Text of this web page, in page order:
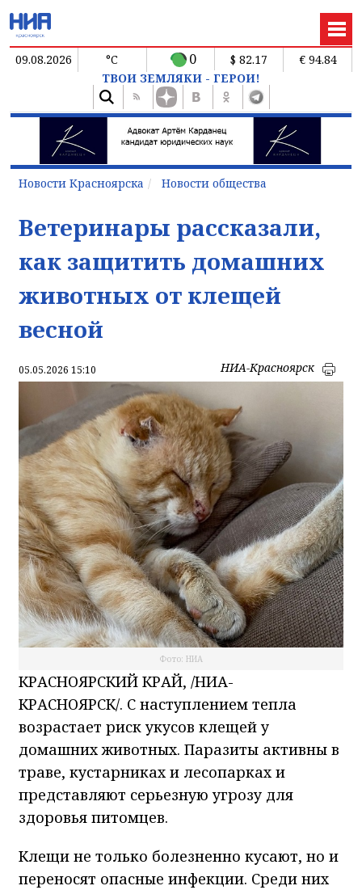
09.08.2026 °C 0 $ 82.17
€ 94.84
ТВОИ ЗЕМЛЯКИ - ГЕРОИ!
Новости Красноярска Новости общества
Ветеринары рассказали,
как защитить домашних
животных от клещей
весной
05.05.2026 15:10 НИА-Красноярск
Фото: НИА
КРАСНОЯРСКИЙ КРАЙ, /НИА-
КРАСНОЯРСК/. С наступлением тепла
возрастает риск укусов клещей у
домашних животных. Паразиты активны в
траве, кустарниках и лесопарках и
представляют серьезную угрозу для
здоровья питомцев.
Клещи не только болезненно кусают, но и
переносят опасные инфекции. Среди них